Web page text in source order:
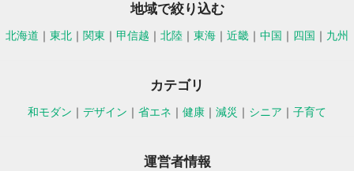
地域で絞り込む
北海道 ｜ 東北 ｜ 関東 ｜ 甲信越 ｜ 北陸 ｜ 東海 ｜ 近畿 ｜ 中国 ｜ 四国 ｜ 九州
カテゴリ
和モダン ｜ デザイン ｜ 省エネ ｜ 健康 ｜ 減災 ｜ シニア ｜ 子育て
運営者情報